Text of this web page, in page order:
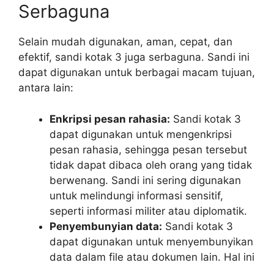
Serbaguna
Selain mudah digunakan, aman, cepat, dan
efektif, sandi kotak 3 juga serbaguna. Sandi ini
dapat digunakan untuk berbagai macam tujuan,
antara lain:
Enkripsi pesan rahasia: Sandi kotak 3
dapat digunakan untuk mengenkripsi
pesan rahasia, sehingga pesan tersebut
tidak dapat dibaca oleh orang yang tidak
berwenang. Sandi ini sering digunakan
untuk melindungi informasi sensitif,
seperti informasi militer atau diplomatik.
Penyembunyian data: Sandi kotak 3
dapat digunakan untuk menyembunyikan
data dalam file atau dokumen lain. Hal ini